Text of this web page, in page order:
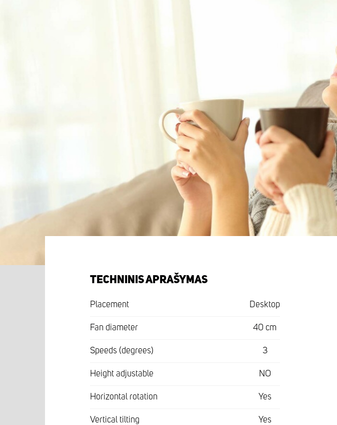
TECHNINIS APRAŠYMAS
Placement Desktop
Fan diameter 40 cm
Speeds (degrees) 3
Height adjustable NO
Horizontal rotation Yes
Vertical tilting Yes